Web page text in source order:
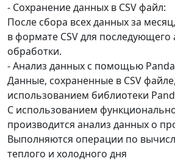
- Сохранение данных в CSV файл:
После сбора всех данных за
в формате CSV для последующего
обработки.
- Анализ данных с помощью
Данные, сохраненные в CSV
использованием библиотеки
С использованием
производится анализ данных о
Выполняются операции по
теплого и холодного дня